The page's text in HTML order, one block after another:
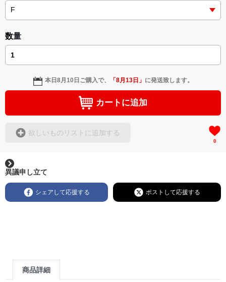
数量
本日8月10日 ご購入で、 「8月13日 」 に発送致します。
カートに追加
欲しいものリストに追加する
0
異議申し立て
シェアして応援する ポストして応援する
商品詳細